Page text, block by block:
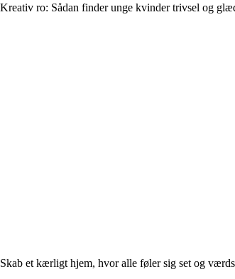
Kreativ ro: Sådan finder unge kvinder trivsel og
Skab et kærligt hjem, hvor alle føler sig set og